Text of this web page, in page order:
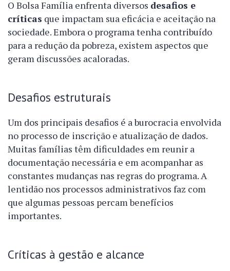
O Bolsa Família enfrenta diversos desafios e
críticas que impactam sua eficácia e aceitação na
sociedade. Embora o programa tenha contribuído
para a redução da pobreza, existem aspectos que
geram discussões acaloradas.
Desafios estruturais
Um dos principais desafios é a burocracia envolvida
no processo de inscrição e atualização de dados.
Muitas famílias têm dificuldades em reunir a
documentação necessária e em acompanhar as
constantes mudanças nas regras do programa. A
lentidão nos processos administrativos faz com
que algumas pessoas percam benefícios
importantes.
Críticas à gestão e alcance